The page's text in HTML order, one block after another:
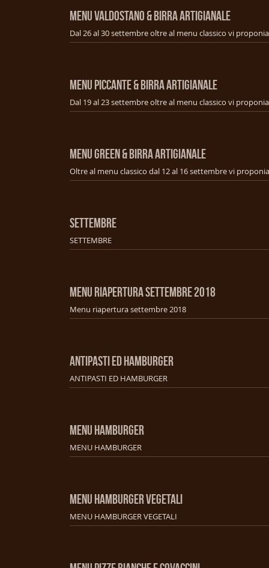
MENU VALDOSTANO & BIRRA ARTIGIANALE
MENU PICCANTE & BIRRA ARTIGIANALE
MENU GREEN & BIRRA ARTIGIANALE
SETTEMBRE
SETTEMBRE
MENU RIAPERTURA SETTEMBRE 2018
Menu riapertura settembre 2018
ANTIPASTI ED HAMBURGER
ANTIPASTI ED HAMBURGER
MENU HAMBURGER
MENU HAMBURGER
MENU HAMBURGER VEGETALI
MENU HAMBURGER VEGETALI